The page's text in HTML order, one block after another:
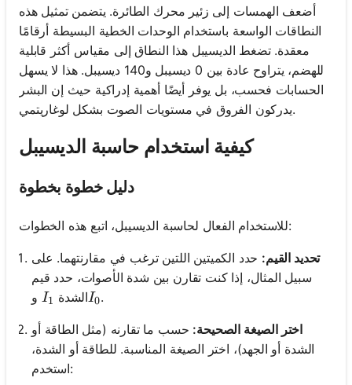
أضعف الهمسات إلى زئير محرك الطائرة. يتضمن تمثيل هذه
النطاقات الواسعة باستخدام الوحدات الخطية البسيطة أرقامًا
معقدة. تضغط الديسيبل هذا النطاق إلى مقياس أكثر قابلية
للهضم، يتراوح عادة بين 0 ديسيبل و140 ديسيبل. هذا لا يسهل
الحسابات فحسب، بل يوفر أيضًا أهمية إدراكية حيث إن البشر
يدركون الفروق في مستويات الصوت بشكل لوغاريتمي.
كيفية استخدام حاسبة الديسيبل
دليل خطوة بخطوة
للاستخدام الفعال لحاسبة الديسيبل، اتبع هذه الخطوات:
تحديد القيم: حدد الكميتين اللتين ترغب في مقارنتهما. على
سبيل المثال، إذا كنت تقارن بين شدة الأصوات، حدد قيم
الشدةI_1
I1 و I_0
I0.
اختر الصيغة الصحيحة: حسب ما تقارنه (مثل الطاقة أو
الشدة أو الجهد)، اختر الصيغة المناسبة. للطاقة أو الشدة،
استخدم: